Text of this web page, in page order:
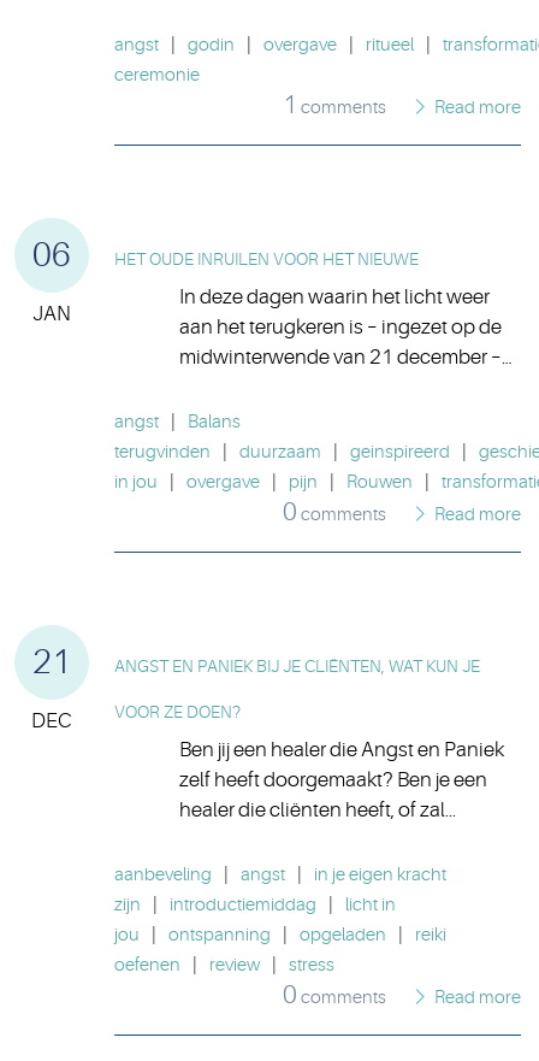
angst godin overgave ritueel
ceremonie
1 comments Read more
06
JAN
HET OUDE INRUILEN VOOR HET NIEUWE
In deze dagen waarin het licht weer
aan het terugkeren is – ingezet op de
midwinterwende van 21 december –…
angst
Balans
terugvinden
duurzaam geinspireerd
in jou
overgave pijn Rouwen
0 comments Read more
21
DEC
ANGST EN PANIEK BIJ JE CLIËNTEN, WAT KUN JE
VOOR ZE DOEN?
Ben jij een healer die Angst en Paniek
zelf heeft doorgemaakt? Ben je een
healer die cliënten heeft, of zal...
aanbeveling angst
in je eigen kracht
zijn
introductiemiddag
licht in
jou
ontspanning opgeladen
reiki
oefenen
review stress
0 comments Read more